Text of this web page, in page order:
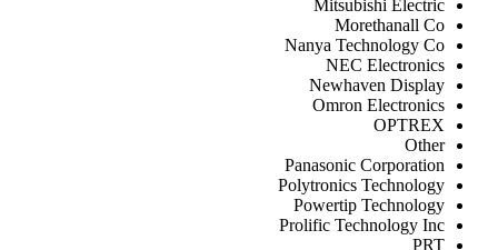
Mitsubishi Electric
Morethanall Co
Nanya Technology Co
NEC Electronics
Newhaven Display
Omron Electronics
OPTREX
Other
Panasonic Corporation
Polytronics Technology
Powertip Technology
Prolific Technology Inc
PRT